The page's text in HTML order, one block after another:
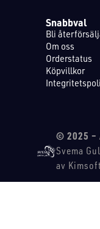
Snabbval
Bli
Om oss
Orderstatus
Köpvillkor
© 2025 –
Svema
av